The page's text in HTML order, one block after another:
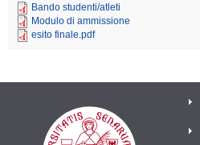
Bando studenti/atleti
Modulo di ammissione
esito finale.pdf